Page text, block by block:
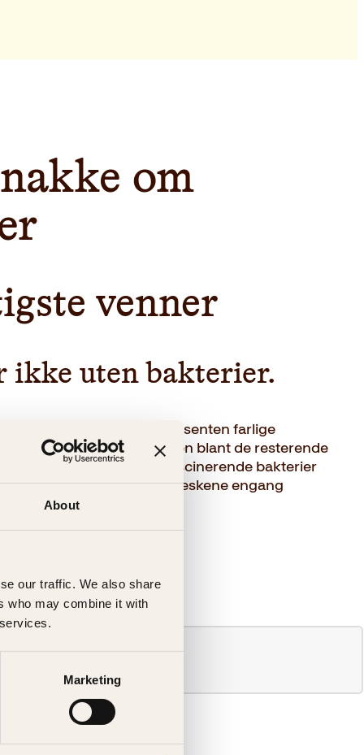
About
our traffic. We also share
who may combine it with
Marketing
om
venner
ikke uten bakterier.
seg om den ene prosenten farlige
liv og helse. Men blant de resterende
livsviktige og fascinerende bakterier
Faktisk kunne ikke menneskene engang